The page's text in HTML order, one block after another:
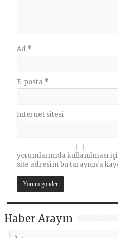
Ad *
E-posta *
İnternet sitesi
yorumlarımda kullanılması
site adresim bu tarayıcıya
Haber Arayın